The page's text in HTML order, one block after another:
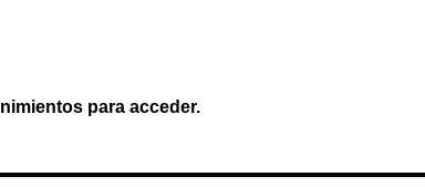
para acceder.